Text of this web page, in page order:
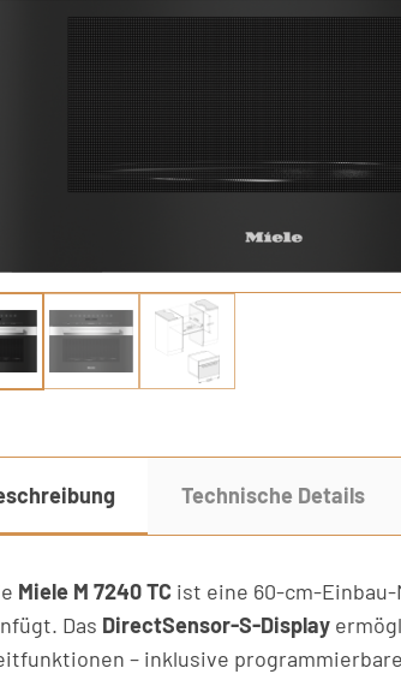
Technische Details
Miele M 7240 TC ist eine 60-cm-
Das DirectSensor-S-Display
– inklusive